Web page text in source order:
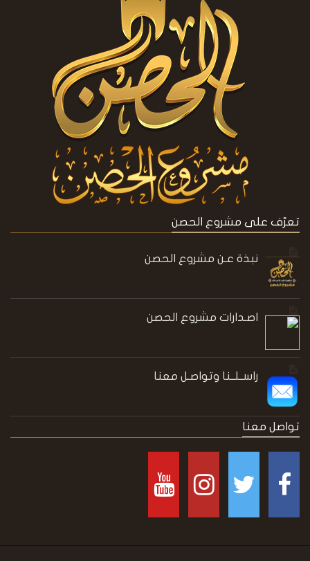
تعرّف على مشروع الحصن
نبذة عـن مشروع الحصن
اصـدارات مشروع الحصن
راســلــنا وتواصـل معنا
تواصل معنا